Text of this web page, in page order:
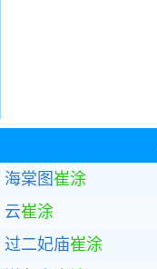
海棠图崔涂
云崔涂
过二妃庙崔涂